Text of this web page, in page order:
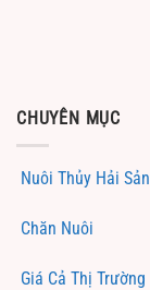
CHUYÊN MỤC
Nuôi Thủy Hải Sản
Chăn Nuôi
Giá Cả Thị Trường